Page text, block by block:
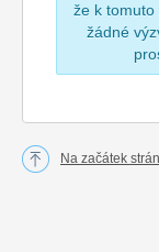
že k tomuto
žádné
Na začátek